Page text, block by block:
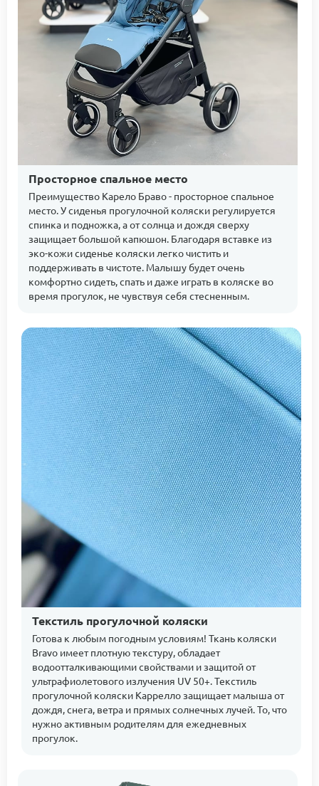
Просторное спальное место
Преимущество Карело Браво - просторное спальное
место. У сиденья прогулочной коляски регулируется
спинка и подножка, а от солнца и дождя сверху
защищает большой капюшон. Благодаря вставке из
эко-кожи сиденье коляски легко чистить и
поддерживать в чистоте. Малышу будет очень
комфортно сидеть, спать и даже играть в коляске во
время прогулок, не чувствуя себя стесненным.
Текстиль прогулочной коляски
Готова к любым погодным условиям! Ткань коляски
Bravo имеет плотную текстуру, обладает
водоотталкивающими свойствами и защитой от
ультрафиолетового излучения UV 50+. Текстиль
прогулочной коляски Каррелло защищает малыша от
дождя, снега, ветра и прямых солнечных лучей. То, что
нужно активным родителям для ежедневных
прогулок.